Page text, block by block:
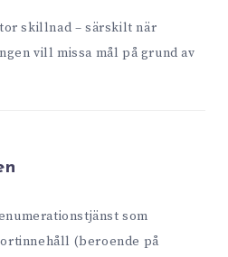
skillnad – särskilt när
vill missa mål på grund av
som
(beroende på